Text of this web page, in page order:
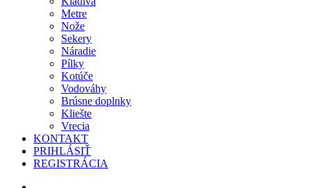
Metre
Nože
Sekery
Náradie
Pílky
Kotúče
Vodováhy
Brúsne doplnky
Kliešte
Vrecia
KONTAKT
PRIHLÁSIŤ
REGISTRÁCIA